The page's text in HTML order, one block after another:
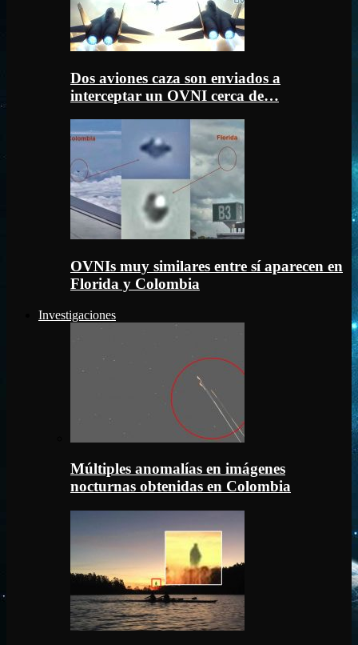
Dos aviones caza son enviados a
interceptar un OVNI cerca de…
OVNIs muy similares entre sí aparecen en
Florida y Colombia
Investigaciones
Múltiples anomalías en imágenes
nocturnas obtenidas en Colombia